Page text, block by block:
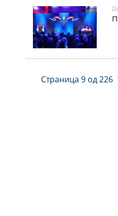
Страница 9 од 226